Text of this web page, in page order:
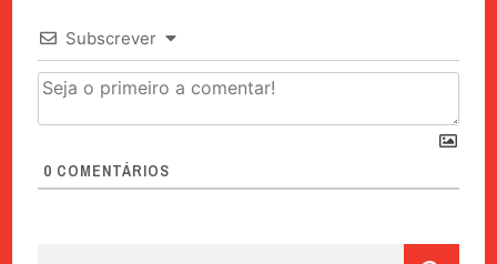
Subscrever
0 COMENTÁRIOS